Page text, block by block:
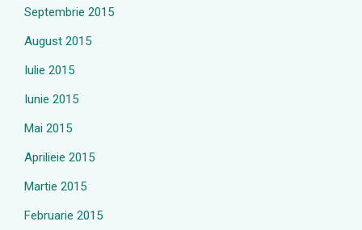
Septembrie 2015
August 2015
Iulie 2015
Iunie 2015
Mai 2015
Aprilieie 2015
Martie 2015
Februarie 2015